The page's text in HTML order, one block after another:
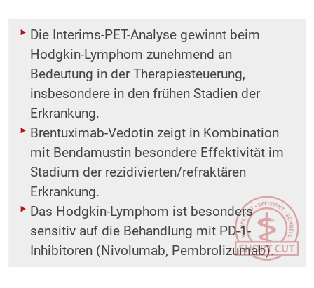
Die Interims-PET-Analyse gewinnt beim
Hodgkin-Lymphom zunehmend an
Bedeutung in der Therapiesteuerung,
insbesondere in den frühen Stadien der
Erkrankung.
Brentuximab-Vedotin zeigt in Kombination
mit Bendamustin besondere Effektivität im
Stadium der rezidivierten/refraktären
Erkrankung.
Das Hodgkin-Lymphom ist besonders
sensitiv auf die Behandlung mit PD-1-
Inhibitoren (Nivolumab, Pembrolizumab).